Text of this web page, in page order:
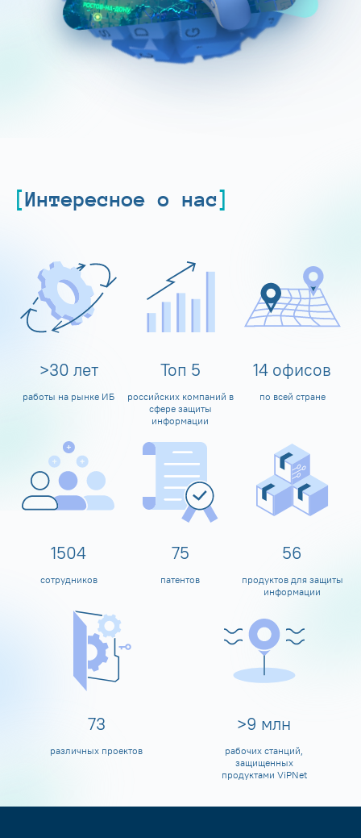
Интересное о нас
>30 лет
работы на рынке ИБ
Топ 5
российских компаний в
сфере защиты
информации
14 офисов
по всей стране
1598
сотрудников
80
патентов
60
продуктов для защиты
информации
80
различных проектов
>10 млн
рабочих станций,
защищенных
продуктами ViPNet